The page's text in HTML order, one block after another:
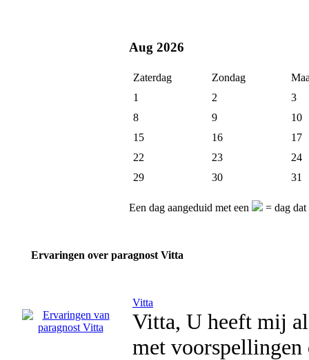
Aug 2026
Zaterdag Zondag
1
2
3
8
9
10
15
16
17
22
23
24
29
30 31
Een dag aangeduid met een = dag dat
Ervaringen over paragnost Vitta
Vitta
Vitta, U heeft mij
met